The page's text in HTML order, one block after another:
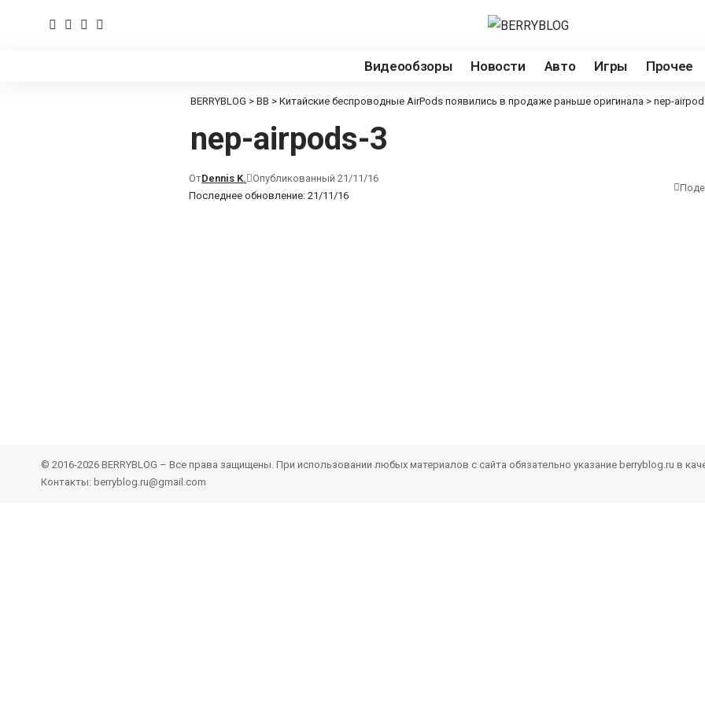
Видеообзоры Новости Авто Игры Прочее
BERRYBLOG > BB > Китайские беспроводные AirPods появились в продаже раньше оригинала > nep-
nep-airpods-3
Последнее обновление: 21/11/16
ОтDennis K. Опубликованный 21/11/16
© 2016-2026 BERRYBLOG – Все права защищены. При использовании любых материалов с сайта обязательно указание berryblog.ru в
Контакты: berryblog.ru@gmail.com